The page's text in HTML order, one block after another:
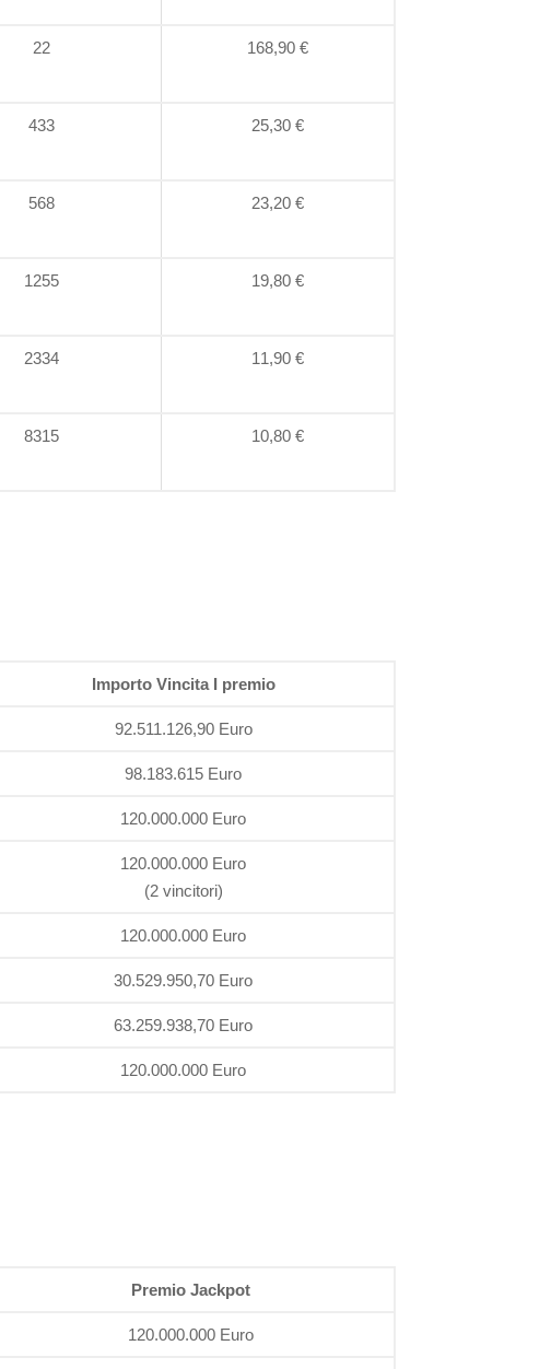
22 168,90 €
433 25,30 €
568 23,20 €
1255 19,80 €
2334 11,90 €
8315 10,80 €
Importo Vincita I premio
92.511.126,90 Euro
98.183.615 Euro
120.000.000 Euro
120.000.000 Euro
(2 vincitori)
120.000.000 Euro
30.529.950,70 Euro
63.259.938,70 Euro
120.000.000 Euro
Premio Jackpot
120.000.000 Euro